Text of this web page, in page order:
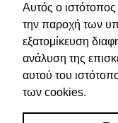
Αυτός ο
την παροχή των
εξατομίκευση
ανάλυση της
αυτού του
των cookies.
Χαλκιδικής 19,
Θεσσαλονίκη
2310 839 188
2310 850 606